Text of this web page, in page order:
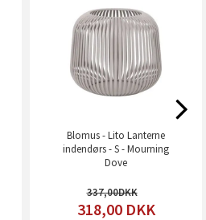
Blomus - Lito Lanterne
indendørs - S - Mourning
Dove
337,00
318,00 DKK